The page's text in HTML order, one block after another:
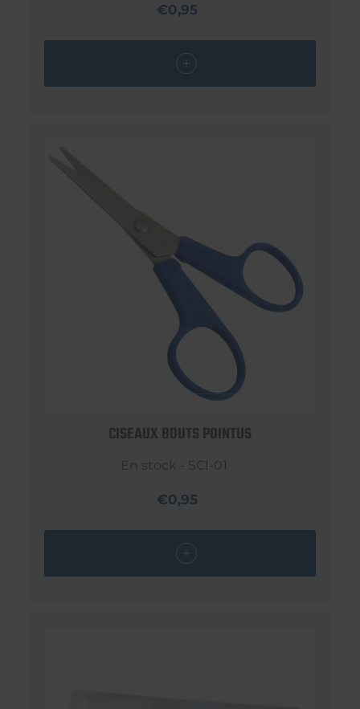
€0,95
CISEAUX BOUTS POINTUS
En stock - SCI-01
€0,95